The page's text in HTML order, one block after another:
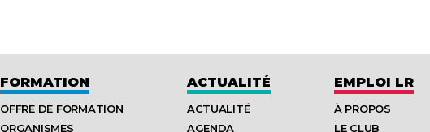
FORMATION
OFFRE DE FORMATION
ORGANISMES
ACTUALITÉ
ACTUALITÉ
AGENDA
EMPLOI LR
À PROPOS
LE CLUB